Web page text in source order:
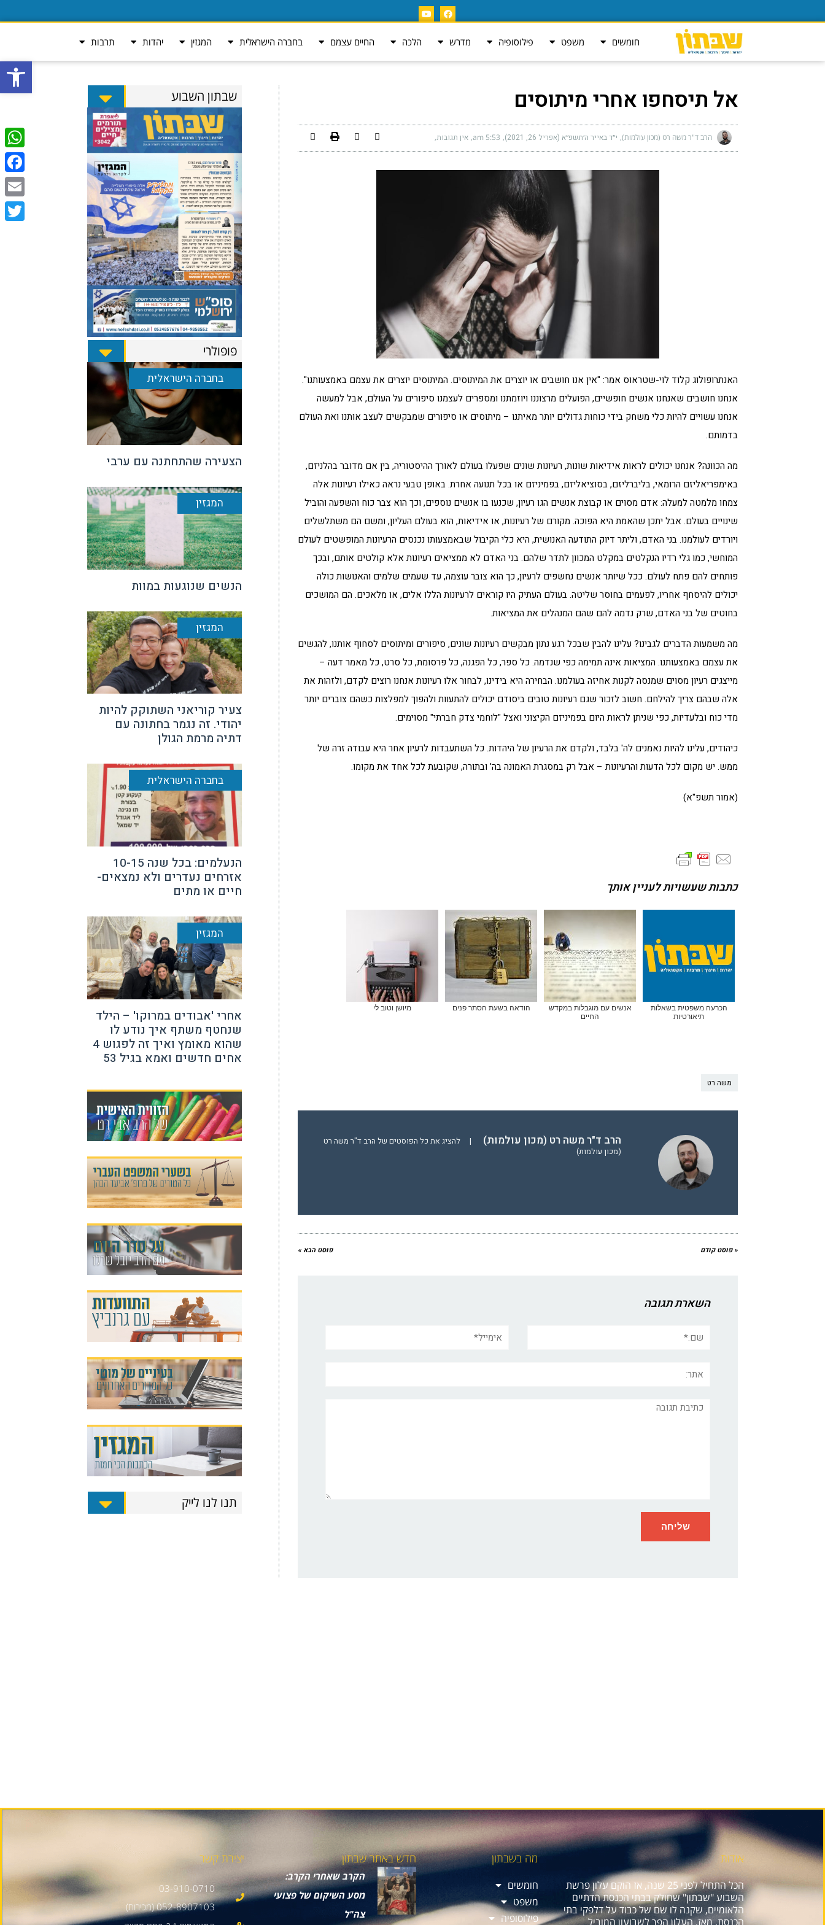
פתח
חומשים משפט פילוסופיה מדרש הלכה החיים עצמם בחברה הישראלית המגזין יהדות תרבות
אל תיסחפו אחרי מיתוסים
הרב ד"ר משה רט (מכון עולמות) י״ד באייר ה׳תשפ״א (אפריל 26, 2021) 5:53 am אין תגובות
האנתרופולוג קלוד לוי-שטראוס אמר: "אין אנו חושבים או יוצרים את המיתוסים. המיתוסים יוצרים את עצמם באמצעותנו".
אנחנו חושבים שאנחנו אנשים חופשיים, הפועלים מרצוננו ויוזמתנו ומספרים לעצמנו סיפורים על העולם, אבל למעשה
אנחנו עשויים להיות כלי משחק בידי כוחות גדולים יותר מאיתנו – מיתוסים או סיפורים שמבקשים לעצב אותנו ואת העולם
בדמותם.
מה הכוונה? אנחנו יכולים לראות אידיאות שונות, רעיונות שונים שפעלו בעולם לאורך ההיסטוריה, בין אם מדובר בהלניזם,
באימפריאליזם הרומאי, בליברליזם, בסוציאליזם, בפמיניזם או בכל תנועה אחרת. באופן טבעי נראה כאילו רעיונות אלה
צמחו מלמטה למעלה: אדם מסוים או קבוצת אנשים הגו רעיון, שכנעו בו אנשים נוספים, וכך הוא צבר כוח והשפעה והוביל
שינויים בעולם. אבל יתכן שהאמת היא הפוכה. מקורם של רעיונות, או אידיאות, הוא בעולם העליון, ומשם הם משתלשלים
ויורדים לעולמנו. בני האדם, וליתר דיוק התודעה האנושית, היא כלי הקיבול שבאמצעותו נכנסים הרעיונות המופשטים לעולם
המוחשי, כמו גלי רדיו הנקלטים במקלט המכוון לתדר שלהם. בני האדם לא ממציאים רעיונות אלא קולטים אותם, ובכך
פותחים להם פתח לעולם. ככל שיותר אנשים נחשפים לרעיון, כך הוא צובר עוצמה, עד שעמים שלמים והאנושות כולה
יכולים להיסחף אחריו, לפעמים בחוסר שליטה. בעולם העתיק היו קוראים לרעיונות הללו אלים, או מלאכים. הם המושכים
בחוטים של בני האדם, שרק נדמה להם שהם המנהלים את המציאות.
מה משמעות הדברים לגבינו? עלינו להבין שבכל רגע נתון מבקשים רעיונות שונים, סיפורים ומיתוסים לסחוף אותנו, להגשים
את עצמם באמצעותנו. המציאות אינה תמימה כפי שנדמה. כל ספר, כל הפגנה, כל פרסומת, כל סרט, כל מאמר דעה –
מייצגים רעיון מסוים שמנסה לקנות אחיזה בעולמנו. הבחירה היא בידינו, לבחור אלו רעיונות אנחנו רוצים לקדם, ולזהות את
אלה שבהם צריך להילחם. חשוב לזכור שגם רעיונות טובים ביסודם יכולים להתעוות ולהפוך למפלצות כשהם צוברים יותר
מדי כוח ובלעדיות, כפי שניתן לראות היום בפמיניזם הקיצוני ואצל "לוחמי צדק חברתי" מסוימים.
כיהודים, עלינו להיות נאמנים לה' בלבד, ולקדם את הרעיון של היהדות. כל השתעבדות לרעיון אחר היא עבודה זרה של
ממש. יש מקום לכל הדעות והרעיונות – אבל רק במסגרת האמונה בה' ובתורה, שקובעת לכל אחד את מקומו.
(אמור תשפ"א)
כתבות שעשויות לעניין אותך
הכרעה משפטית בשאלות
תיאורטיות
אנשים עם מוגבלות במקדש
החיים
הודאה בשעת הסתר פנים מיושן וטוב לי
משה רט
הרב ד"ר משה רט (מכון עולמות) |
להציג את כל הפוסטים של הרב ד"ר משה רט
(מכון עולמות)
« פוסט קודם פוסט הבא »
השארת תגובה
תגובה
שבתון השבוע
פופולרי
בחברה הישראלית
הצעירה שהתחתנה עם ערבי
המגזין
הנשים שנוגעות במוות
המגזין
צעיר קוריאני השתוקק להיות
יהודי. זה נגמר בחתונה עם
דתיה מרמת הגולן
בחברה הישראלית
הנעלמים: בכל שנה 10-15
אזרחים נעדרים ולא נמצאים-
חיים או מתים
המגזין
אחרי 'אבודים במרוקו' – הילד
שנחטף משתף איך נודע לו
שהוא מאומץ ואיך זה לפגוש 4
אחים חדשים ואמא בגיל 53
תנו לנו לייק
אודות
הכל התחיל לפני 25 שנה, אז הוקם עלון פרשת
השבוע "שבתון" שחולק בבתי הכנסת הדתיים
הלאומיים, שקנה לו שם של כבוד על דלפקי בתי
הכנסת. מאז, העלון הפך לשבועון המוביל
מה בשבתון
חומשים
משפט
פילוסופיה
חדש באתר שבתון
הקרב שאחרי הקרב:
מסע השיקום של פצועי
צה"ל
יצירת קשר
03-910-0710
052-8907103 (מכירות)
Email